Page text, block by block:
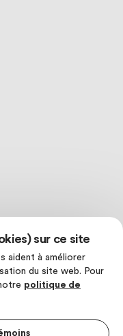
sur ce site
aident à améliorer
du site web. Pour
politique de